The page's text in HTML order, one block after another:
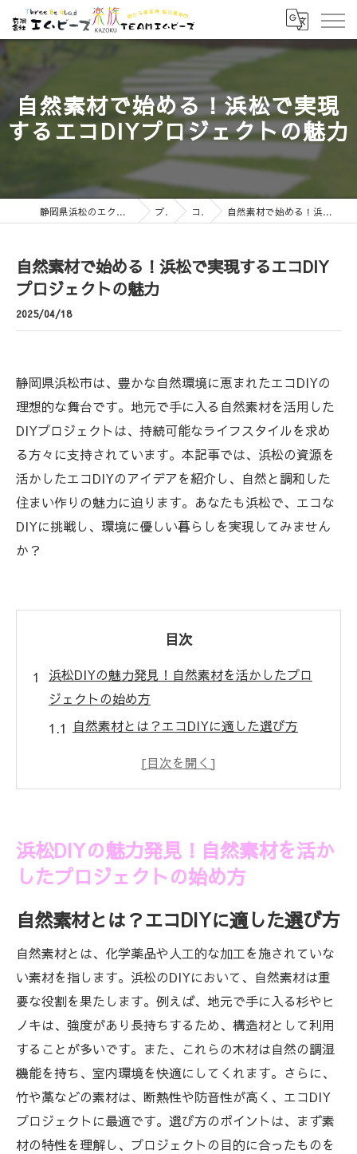
自然素材で始める！浜松で実現
するエコDIYプロジェクトの魅力
静岡県浜松のエクステリアなら有限会社エムビーズ ブログ コラム 自然素材で始める！浜松で実現するエコDIYプロジェクトの魅力
自然素材で始める！浜松で実現するエコDIY
プロジェクトの魅力
2025/04/18
静岡県浜松市は、豊かな自然環境に恵まれたエコDIYの
理想的な舞台です。地元で手に入る自然素材を活用した
DIYプロジェクトは、持続可能なライフスタイルを求め
る方々に支持されています。本記事では、浜松の資源を
活かしたエコDIYのアイデアを紹介し、自然と調和した
住まい作りの魅力に迫ります。あなたも浜松で、エコな
DIYに挑戦し、環境に優しい暮らしを実現してみません
か？
目次
浜松DIYの魅力発見！自然素材を活かしたプロ
ジェクトの始め方
自然素材とは？エコDIYに適した選び方
プロジェクトを成功させるための基本ステ
クト
プロジェクトの計画とデザインの重要性
環境に配慮したツールと資材の選び方
ェクト入門
浜松ならではの自然素材の魅力とは
実際に作ってみよう！おすすめのプロジェ
クト例
地元での素材購入時の注意点とアドバイス
浜松でのDIY活動を通じたコミュニティの形
成
浜松DIYの魅力発見！自然素材を活か
したプロジェクトの始め方
自然素材とは？エコDIYに適した選び方
自然素材とは、化学薬品や人工的な加工を施されていな
い素材を指します。浜松のDIYにおいて、自然素材は重
要な役割を果たします。例えば、地元で手に入る杉やヒ
ノキは、強度があり長持ちするため、構造材として利用
することが多いです。また、これらの木材は自然の調湿
機能を持ち、室内環境を快適にしてくれます。さらに、
竹や藁などの素材は、断熱性や防音性が高く、エコDIY
プロジェクトに最適です。選び方のポイントは、まず素
材の特性を理解し、プロジェクトの目的に合ったものを